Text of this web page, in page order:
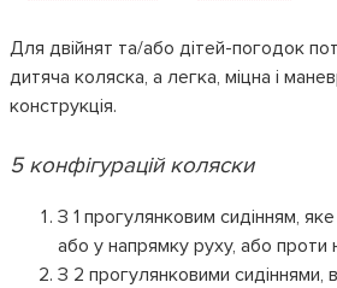
Для двійнят та/або дітей-погодок
дитяча коляска, а легка, міцна і
конструкція.
5 конфігурацій коляски
З 1 прогулянковим сидінням,
або у напрямку руху, або проти
З 2 прогулянковими сидіннями,